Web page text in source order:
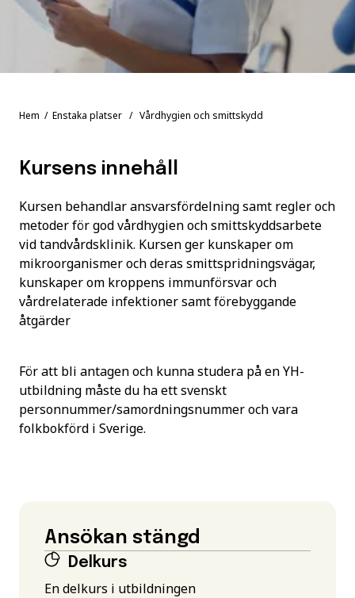
Hem / Enstaka platser / Vårdhygien och smittskydd
Kursens innehåll
Kursen behandlar ansvarsfördelning samt regler och
metoder för god vårdhygien och smittskyddsarbete
vid tandvårdsklinik. Kursen ger kunskaper om
mikroorganismer och deras smittspridningsvägar,
kunskaper om kroppens immunförsvar och
vårdrelaterade infektioner samt förebyggande
åtgärder
För att bli antagen och kunna studera på en YH-
utbildning måste du ha ett svenskt
personnummer/samordningsnummer och vara
folkbokförd i Sverige.
Ansökan stängd
Delkurs
En delkurs i utbildningen